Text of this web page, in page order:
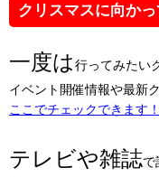
クリスマスに向か
一度は行ってみたい
イベント開催情報や最新
ここでチェックできます！
テレビや雑誌で